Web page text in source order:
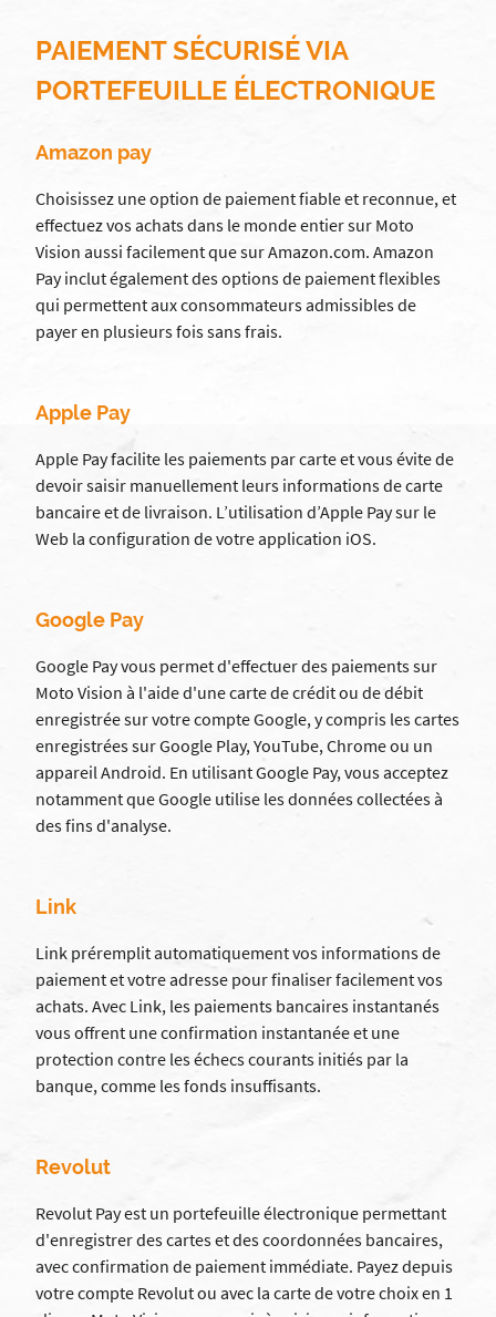
PAIEMENT SÉCURISÉ VIA
PORTEFEUILLE ÉLECTRONIQUE
Amazon pay
Choisissez une option de paiement fiable et reconnue, et
effectuez vos achats dans le monde entier sur Moto
Vision aussi facilement que sur Amazon.com. Amazon
Pay inclut également des options de paiement flexibles
qui permettent aux consommateurs admissibles de
payer en plusieurs fois sans frais.
Apple Pay
Apple Pay facilite les paiements par carte et vous évite de
devoir saisir manuellement leurs informations de carte
bancaire et de livraison. L’utilisation d’Apple Pay sur le
Web la configuration de votre application iOS.
Google Pay
Google Pay vous permet d'effectuer des paiements sur
Moto Vision à l'aide d'une carte de crédit ou de débit
enregistrée sur votre compte Google, y compris les cartes
enregistrées sur Google Play, YouTube, Chrome ou un
appareil Android. En utilisant Google Pay, vous acceptez
notamment que Google utilise les données collectées à
des fins d'analyse.
Link
Link préremplit automatiquement vos informations de
paiement et votre adresse pour finaliser facilement vos
achats. Avec Link, les paiements bancaires instantanés
vous offrent une confirmation instantanée et une
protection contre les échecs courants initiés par la
banque, comme les fonds insuffisants.
Revolut
Revolut Pay est un portefeuille électronique permettant
d'enregistrer des cartes et des coordonnées bancaires,
avec confirmation de paiement immédiate. Payez depuis
votre compte Revolut ou avec la carte de votre choix en 1